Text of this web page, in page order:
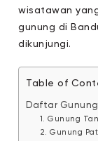
wisatawan
gunung di
dikunjungi.
Table of
Daftar
1. Gunung
2. Gunung